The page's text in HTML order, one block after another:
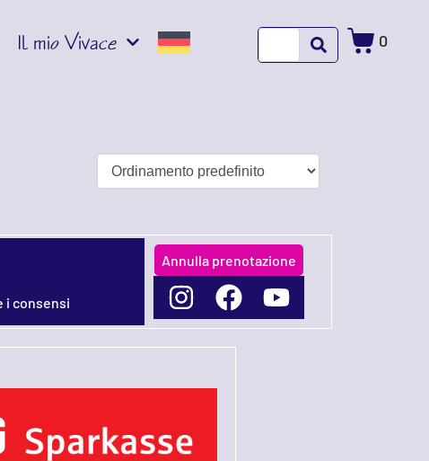
Il mio Vivace 0
i consensi
Annulla prenotazione